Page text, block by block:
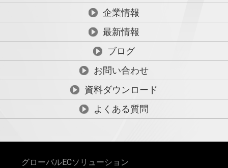
企業情報
最新情報
ブログ
お問い合わせ
資料ダウンロード
よくある質問
グローバルECソリューション